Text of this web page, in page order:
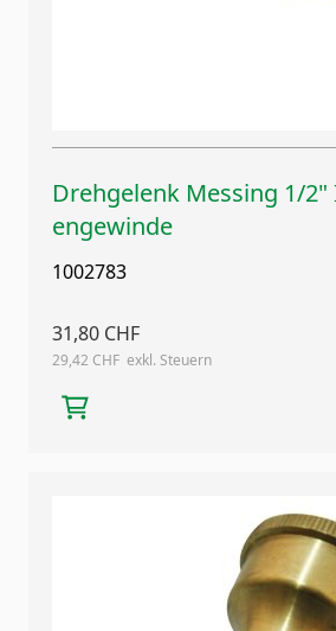
Drehgelenk Messing 1/2"
engewinde
1002783
31,80 CHF
29,42 CHF